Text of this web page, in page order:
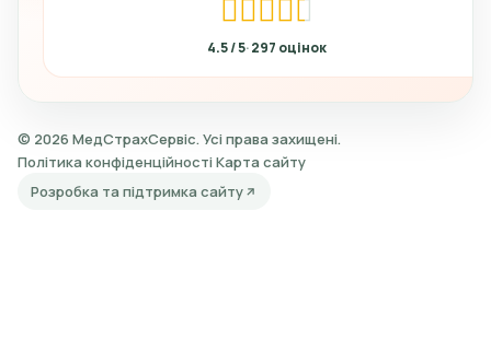
4.5 297
© 2026 МедСтрахСервіс. Усі права захищені.
Політика конфіденційності Карта сайту
Розробка та підтримка сайту